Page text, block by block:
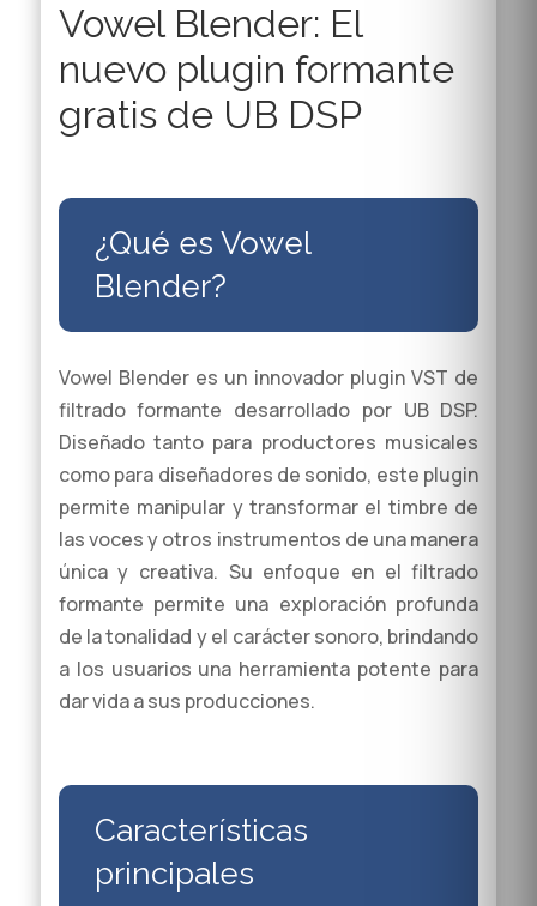
Vowel Blender: El
nuevo plugin formante
gratis de UB DSP
¿Qué es Vowel
Blender?
Vowel Blender es un innovador plugin VST de
filtrado formante desarrollado por UB DSP.
Diseñado tanto para productores musicales
como para diseñadores de sonido, este plugin
permite manipular y transformar el timbre de
las voces y otros instrumentos de una manera
única y creativa. Su enfoque en el filtrado
formante permite una exploración profunda
de la tonalidad y el carácter sonoro, brindando
a los usuarios una herramienta potente para
dar vida a sus producciones.
Características
principales